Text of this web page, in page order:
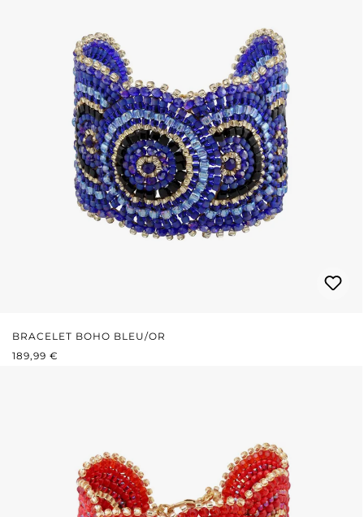
BRACELET BOHO BLEU/OR
PRIX RÉGULIER :
189,99 €